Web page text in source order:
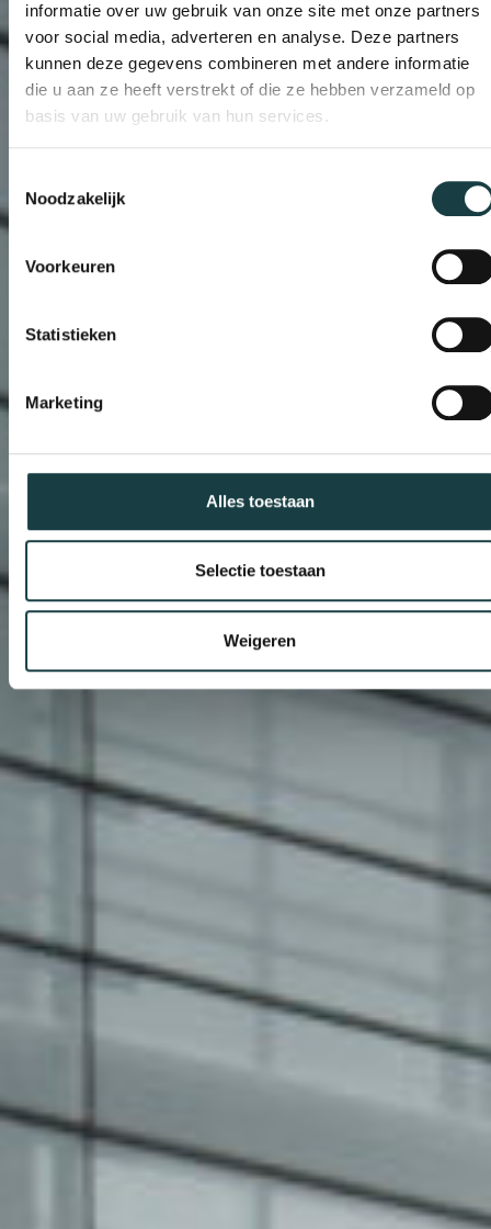
informatie over uw gebruik van onze site met onze partners
voor social media, adverteren en analyse. Deze partners
kunnen deze gegevens combineren met andere informatie
die u aan ze heeft verstrekt of die ze hebben verzameld op
basis van uw gebruik van hun services.
Noodzakelijk
Voorkeuren
Statistieken
Marketing
Alles toestaan
Selectie toestaan
Weigeren